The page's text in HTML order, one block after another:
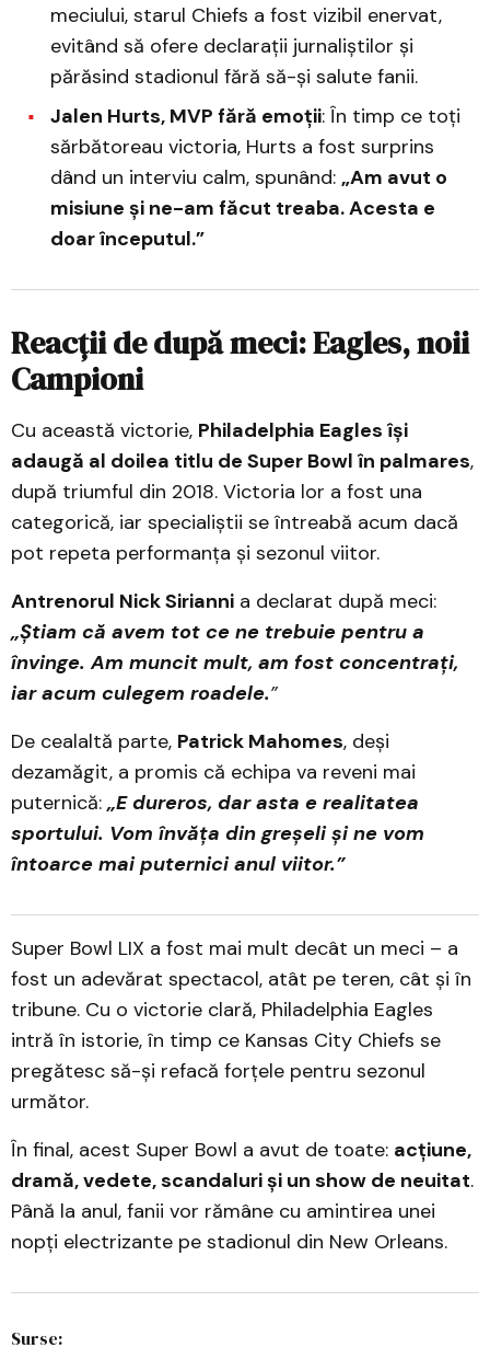
meciului, starul Chiefs a fost vizibil enervat,
evitând să ofere declarații jurnaliștilor și
părăsind stadionul fără să-și salute fanii.
Jalen Hurts, MVP fără emoții: În timp ce toți
sărbătoreau victoria, Hurts a fost surprins
dând un interviu calm, spunând: „Am avut o
misiune și ne-am făcut treaba. Acesta e
doar începutul.”
Reacții de după meci: Eagles, noii
Campioni
Cu această victorie, Philadelphia Eagles își
adaugă al doilea titlu de Super Bowl în palmares,
după triumful din 2018. Victoria lor a fost una
categorică, iar specialiștii se întreabă acum dacă
pot repeta performanța și sezonul viitor.
Antrenorul Nick Sirianni a declarat după meci:
„Știam că avem tot ce ne trebuie pentru a
învinge. Am muncit mult, am fost concentrați,
iar acum culegem roadele.”
De cealaltă parte, Patrick Mahomes, deși
dezamăgit, a promis că echipa va reveni mai
puternică:„E dureros, dar asta e realitatea
sportului. Vom învăța din greșeli și ne vom
întoarce mai puternici anul viitor.”
Super Bowl LIX a fost mai mult decât un meci – a
fost un adevărat spectacol, atât pe teren, cât și în
tribune. Cu o victorie clară, Philadelphia Eagles
intră în istorie, în timp ce Kansas City Chiefs se
pregătesc să-și refacă forțele pentru sezonul
următor.
În final, acest Super Bowl a avut de toate: acțiune,
dramă, vedete, scandaluri și un show de neuitat.
Până la anul, fanii vor rămâne cu amintirea unei
nopți electrizante pe stadionul din New Orleans.
Surse: